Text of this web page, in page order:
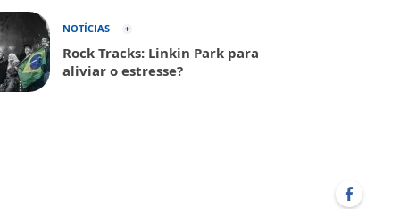
NOTÍCIAS
Rock Tracks: Linkin Park para
aliviar o estresse?